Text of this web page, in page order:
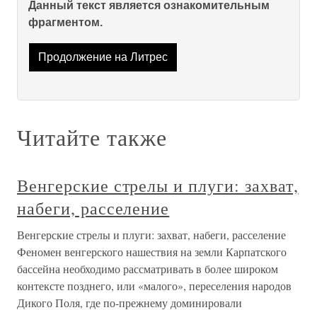
Данный текст является ознакомительным
фрагментом.
Продолжение на Литрес
Читайте также
Венгерские стрелы и плуги: захват,
набеги, расселение
Венгерские стрелы и плуги: захват, набеги, расселение
Феномен венгерского нашествия на земли Карпатского
бассейна необходимо рассматривать в более широком
контексте позднего, или «малого», переселения народов
Дикого Поля, где по-прежнему доминировали